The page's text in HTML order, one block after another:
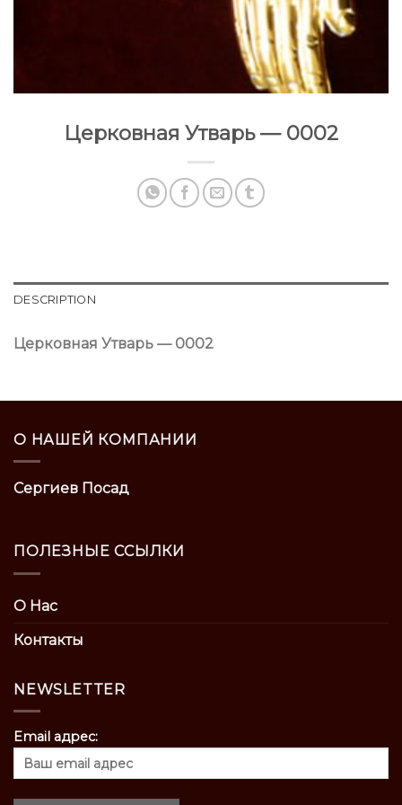
Церковная Утварь — 0002
DESCRIPTION
Церковная Утварь — 0002
О НАШЕЙ КОМПАНИИ
Сергиев Посад
ПОЛЕЗНЫЕ ССЫЛКИ
О Нас
Контакты
NEWSLETTER
Email адрес: